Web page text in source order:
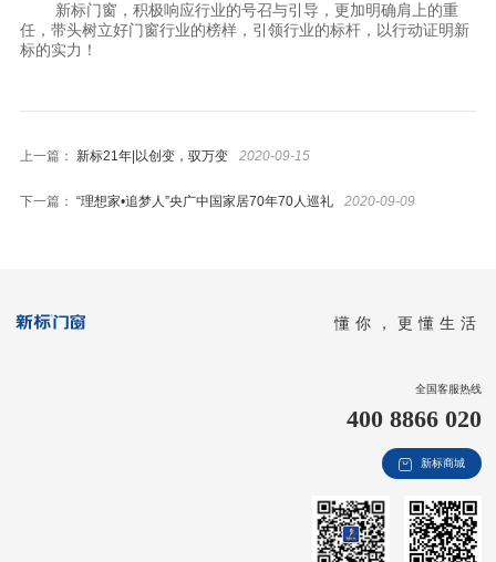
新标门窗，积极响应行业的号召与引导，更加明确肩上的重
任，带头树立好门窗行业的榜样，引领行业的标杆，以行动证明新
标的实力！
上一篇： 新标21年|以创变，驭万变 2020-09-15
下一篇： “理想家•追梦人”央广中国家居70年70人巡礼 2020-09-09
懂你，更懂生活
全国客服热线
400 8866 020
新标商城